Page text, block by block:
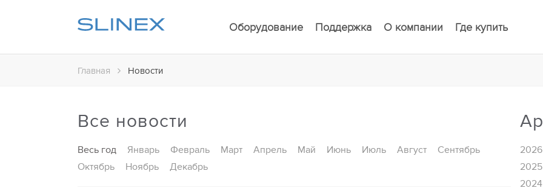
Оборудование Поддержка О компании Где купить
Главная Новости
Все новости
Весь год Январь Февраль Март Апрель Май Июнь Июль Август
Сентябрь
Октябрь
Ноябрь Декабрь
2026
2025
2024